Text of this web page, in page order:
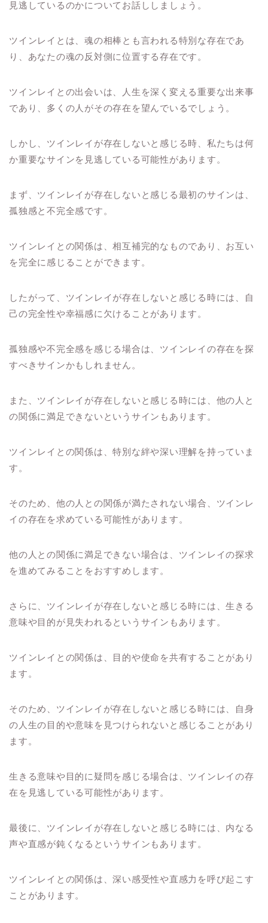
見逃しているのかについてお話ししましょう。
ツインレイとは、魂の相棒とも言われる特別な存在であ
り、あなたの魂の反対側に位置する存在です。
ツインレイとの出会いは、人生を深く変える重要な出来事
であり、多くの人がその存在を望んでいるでしょう。
しかし、ツインレイが存在しないと感じる時、私たちは何
か重要なサインを見逃している可能性があります。
まず、ツインレイが存在しないと感じる最初のサインは、
孤独感と不完全感です。
ツインレイとの関係は、相互補完的なものであり、お互い
を完全に感じることができます。
したがって、ツインレイが存在しないと感じる時には、自
己の完全性や幸福感に欠けることがあります。
孤独感や不完全感を感じる場合は、ツインレイの存在を探
すべきサインかもしれません。
また、ツインレイが存在しないと感じる時には、他の人と
の関係に満足できないというサインもあります。
ツインレイとの関係は、特別な絆や深い理解を持っていま
す。
そのため、他の人との関係が満たされない場合、ツインレ
イの存在を求めている可能性があります。
他の人との関係に満足できない場合は、ツインレイの探求
を進めてみることをおすすめします。
さらに、ツインレイが存在しないと感じる時には、生きる
意味や目的が見失われるというサインもあります。
ツインレイとの関係は、目的や使命を共有することがあり
ます。
そのため、ツインレイが存在しないと感じる時には、自身
の人生の目的や意味を見つけられないと感じることがあり
ます。
生きる意味や目的に疑問を感じる場合は、ツインレイの存
在を見逃している可能性があります。
最後に、ツインレイが存在しないと感じる時には、内なる
声や直感が鈍くなるというサインもあります。
ツインレイとの関係は、深い感受性や直感力を呼び起こす
ことがあります。